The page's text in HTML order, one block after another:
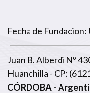
Fecha de Fundacion:
Juan B. Alberdi Nº
Huanchilla - CP:
CÓRDOBA-